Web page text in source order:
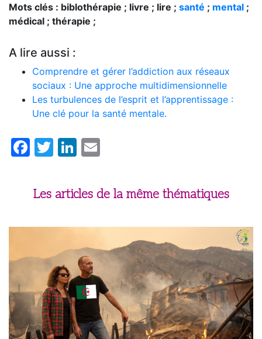
Mots clés : biblothérapie ; livre ; lire ; santé ; mental ;
médical ; thérapie ;
A lire aussi :
Comprendre et gérer l’addiction aux réseaux
sociaux : Une approche multidimensionnelle
Les turbulences de l’esprit et l’apprentissage :
Une clé pour la santé mentale.
Facebook
TwitterLinkedIn
Les articles de la même thématiques